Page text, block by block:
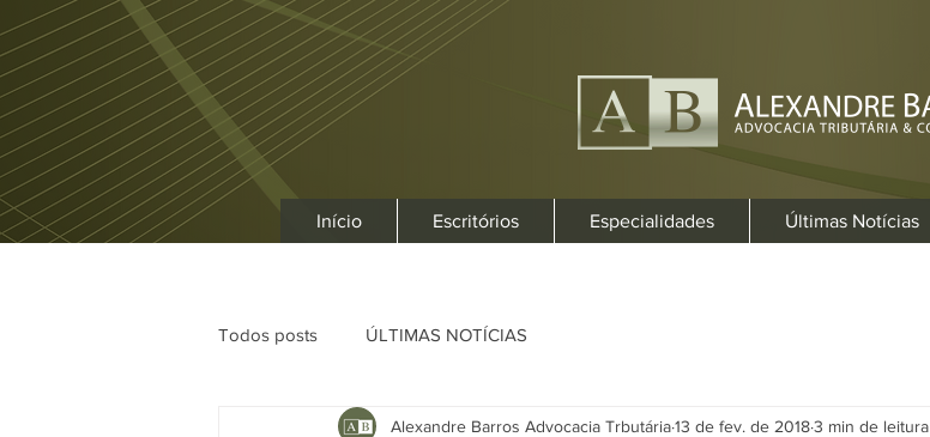
Início Escritórios Especialidades Últimas Notícias
Todos posts ÚLTIMAS NOTÍCIAS
Alexandre Barros Advocacia Trbutária13 de fev. de 20183 min de leitura